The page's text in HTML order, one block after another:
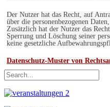
Der Nutzer hat das Recht, auf
über die personenbezogenen
Zusätzlich hat der Nutzer das
Sperrung und Löschung seiner
keine gesetzliche
Datenschutz-Muster von